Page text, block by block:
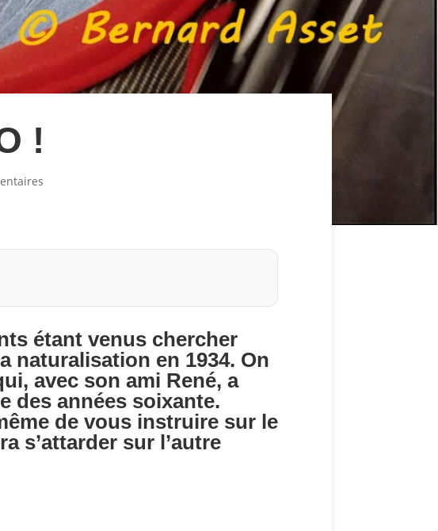
!
étant venus chercher
naturalisation en 1934. On
avec son ami René, a
des années soixante.
de vous instruire sur le
s’attarder sur l’autre